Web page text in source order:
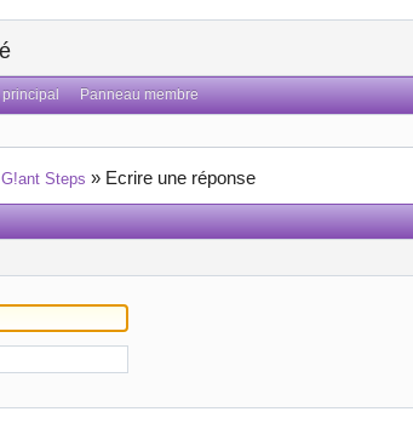
principal Panneau membre
G!ant Steps » Ecrire une réponse